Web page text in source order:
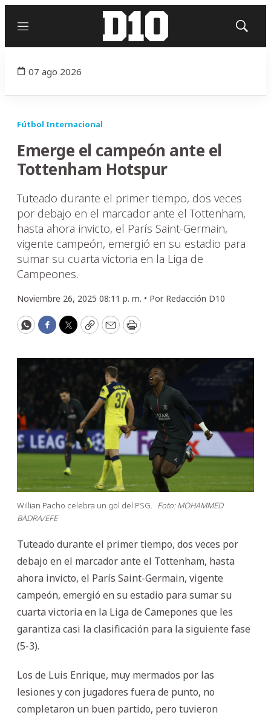
Menú
Mostrar
07 ago 2026
Fútbol Internacional
Emerge el campeón ante el
Tottenham Hotspur
Tuteado durante el primer tiempo, dos veces
por debajo en el marcador ante el Tottenham,
hasta ahora invicto, el París Saint-Germain,
vigente campeón, emergió en su estadio para
sumar su cuarta victoria en la Liga de
Campeones.
Noviembre 26, 2025 08:11 p. m. • Por Redacción D10
WhatsApp
Facebook
Twitter
CopyEmailPrint
Willian Pacho celebra un gol del PSG. Foto: MOHAMMED
BADRA/EFE
Tuteado durante el primer tiempo, dos veces por
debajo en el marcador ante el Tottenham, hasta
ahora invicto, el París Saint-Germain, vigente
campeón, emergió en su estadio para sumar su
cuarta victoria en la Liga de Camepones que les
garantiza casi la clasificación para la siguiente fase
(5-3).
Los de Luis Enrique, muy mermados por las
lesiones y con jugadores fuera de punto, no
completaron un buen partido, pero tuvieron